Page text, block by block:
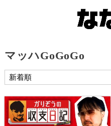
マッハGoGoGo